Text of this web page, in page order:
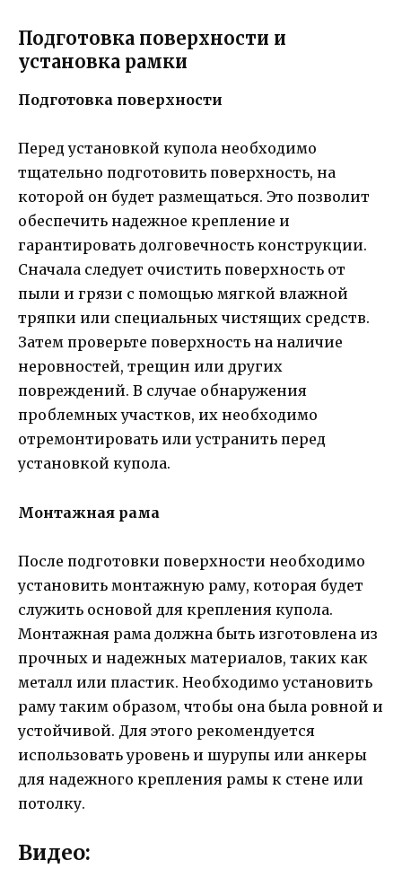
Подготовка поверхности и
установка рамки
Подготовка поверхности
Перед установкой купола необходимо
тщательно подготовить поверхность, на
которой он будет размещаться. Это позволит
обеспечить надежное крепление и
гарантировать долговечность конструкции.
Сначала следует очистить поверхность от
пыли и грязи с помощью мягкой влажной
тряпки или специальных чистящих средств.
Затем проверьте поверхность на наличие
неровностей, трещин или других
повреждений. В случае обнаружения
проблемных участков, их необходимо
отремонтировать или устранить перед
установкой купола.
Монтажная рама
После подготовки поверхности необходимо
установить монтажную раму, которая будет
служить основой для крепления купола.
Монтажная рама должна быть изготовлена из
прочных и надежных материалов, таких как
металл или пластик. Необходимо установить
раму таким образом, чтобы она была ровной и
устойчивой. Для этого рекомендуется
использовать уровень и шурупы или анкеры
для надежного крепления рамы к стене или
потолку.
Видео: